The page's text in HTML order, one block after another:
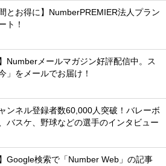
とお得に】NumberPREMIER法人プラン
ト！
Numberメールマガジン好評配信中。ス
」をメールでお届け！
ンネル登録者数60,000人突破！バレーボ
バスケ、野球などの選手のインタビュー
Google検索で「Number Web」の記事